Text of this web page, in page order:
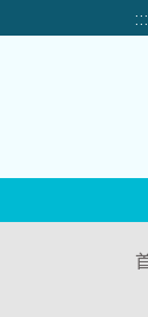
:::
:::